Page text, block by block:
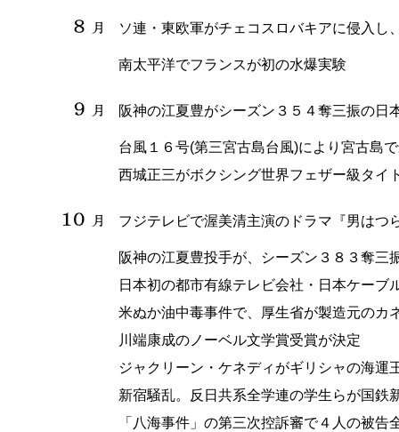
ソ連・東欧軍がチェコスロバキアに侵入し
南太平洋でフランスが初の水爆実験
阪神の江夏豊がシーズン３５４奪三振の日
台風１６号(第三宮古島台風)により宮古島
西城正三がボクシング世界フェザー級タイ
フジテレビで渥美清主演のドラマ『男はつ
阪神の江夏豊投手が、シーズン３８３奪
日本初の都市有線テレビ会社・日本ケーブ
米ぬか油中毒事件で、厚生省が製造元のカ
川端康成のノーベル文学賞受賞が決定
ジャクリーン・ケネディがギリシャの海運
新宿騒乱。反日共系全学連の学生らが国鉄
「八海事件」の第三次控訴審で４人の被